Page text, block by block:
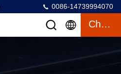
0086-14739994070
Chatten